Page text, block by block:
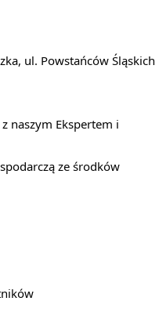
ul. Powstańców Śląskich
naszym Ekspertem i
ze środków